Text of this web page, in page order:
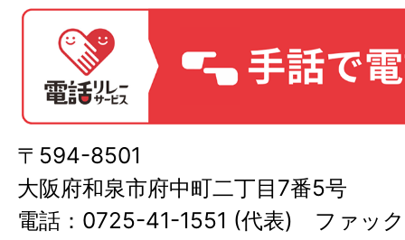
〒594-8501
大阪府和泉市府中町二丁目7番5号
電話：0725-41-1551 (代表) ファッ